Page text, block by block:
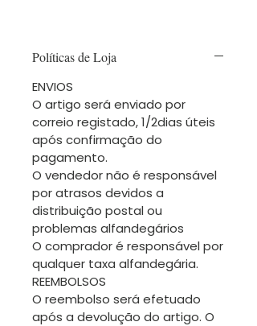
Políticas de Loja
ENVIOS
O artigo será enviado por
correio registado, 1/2dias úteis
após confirmação do
pagamento.
O vendedor não é responsável
por atrasos devidos a
distribuição postal ou
problemas alfandegários
O comprador é responsável por
qualquer taxa alfandegária.
REEMBOLSOS
O reembolso será efetuado
após a devolução do artigo. O